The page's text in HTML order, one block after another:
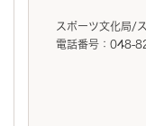
スポーツ文化局/
電話番号：048-